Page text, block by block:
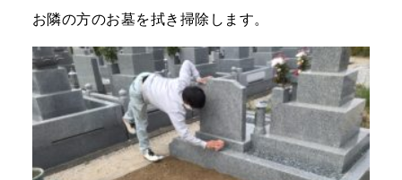
お隣の方のお墓を拭き掃除します。